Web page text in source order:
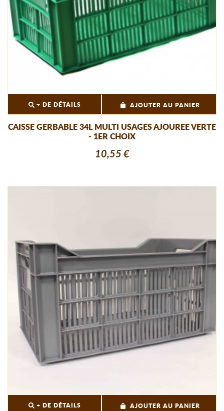
+ DE DÉTAILS AJOUTER AU PANIER
CAISSE GERBABLE 34L MULTI USAGES AJOUREE VERTE
- 1ER CHOIX
10,55 €
+ DE DÉTAILS AJOUTER AU PANIER